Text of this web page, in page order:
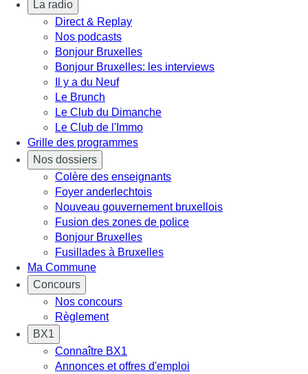
La radio
Direct & Replay
Nos podcasts
Bonjour Bruxelles
Bonjour Bruxelles: les interviews
Il y a du Neuf
Le Brunch
Le Club du Dimanche
Le Club de l'Immo
Grille des programmes
Nos dossiers
Colère des enseignants
Foyer anderlechtois
Nouveau gouvernement bruxellois
Fusion des zones de police
Bonjour Bruxelles
Fusillades à Bruxelles
Ma Commune
Concours
Nos concours
Règlement
BX1
Connaître BX1
Annonces et offres d'emploi